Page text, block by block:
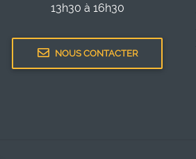
13h30 à 16h30
NOUS CONTACTER